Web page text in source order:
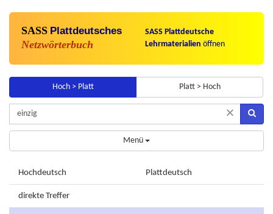
SASS Plattdeutsches
Netzwörterbuch
SASS Plattdeutsche
Lehrmaterialien öffnen
Hoch > Platt Platt > Hoch
×
Menü
Hochdeutsch Plattdeutsch
direkte Treffer